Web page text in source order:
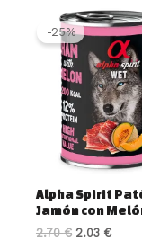
-25%
Alpha Spirit
Jamón con
2.70€
El
precio
original
era:
2.70 €.
2.03 €
El
actual
es:
2.03